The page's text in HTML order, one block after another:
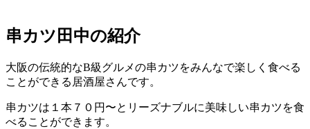
串カツ田中の紹介
大阪の伝統的なB級グルメの串カツをみんなで楽しく食べる
ことができる居酒屋さんです。
串カツは１本７０円〜とリーズナブルに美味しい串カツを食
べることができます。